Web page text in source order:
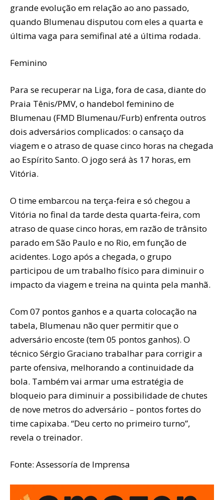
grande evolução em relação ao ano passado,
quando Blumenau disputou com eles a quarta e
última vaga para semifinal até a última rodada.
Feminino
Para se recuperar na Liga, fora de casa, diante do
Praia Tênis/PMV, o handebol feminino de
Blumenau (FMD Blumenau/Furb) enfrenta outros
dois adversários complicados: o cansaço da
viagem e o atraso de quase cinco horas na chegada
ao Espírito Santo. O jogo será às 17 horas, em
Vitória.
O time embarcou na terça-feira e só chegou a
Vitória no final da tarde desta quarta-feira, com
atraso de quase cinco horas, em razão de trânsito
parado em São Paulo e no Rio, em função de
acidentes. Logo após a chegada, o grupo
participou de um trabalho físico para diminuir o
impacto da viagem e treina na quinta pela manhã.
Com 07 pontos ganhos e a quarta colocação na
tabela, Blumenau não quer permitir que o
adversário encoste (tem 05 pontos ganhos). O
técnico Sérgio Graciano trabalhar para corrigir a
parte ofensiva, melhorando a continuidade da
bola. Também vai armar uma estratégia de
bloqueio para diminuir a possibilidade de chutes
de nove metros do adversário – pontos fortes do
time capixaba. “Deu certo no primeiro turno”,
revela o treinador.
Fonte: Assessoría de Imprensa